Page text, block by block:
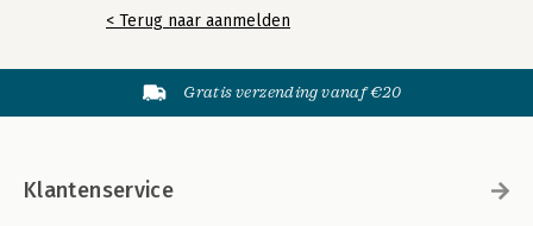
< Terug naar aanmelden
Gratis verzending vanaf €20
Klantenservice